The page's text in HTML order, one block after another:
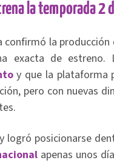
la temporada 2
confirmó la
exacta de
y que la plataforma
pero con nuevas
logró posicionarse
apenas unos